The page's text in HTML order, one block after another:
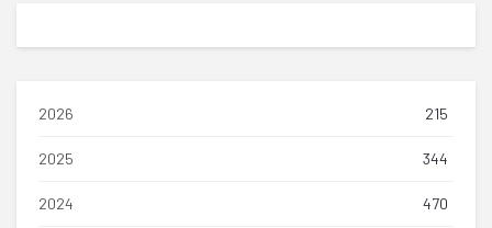
2026 215
2025 344
2024 470